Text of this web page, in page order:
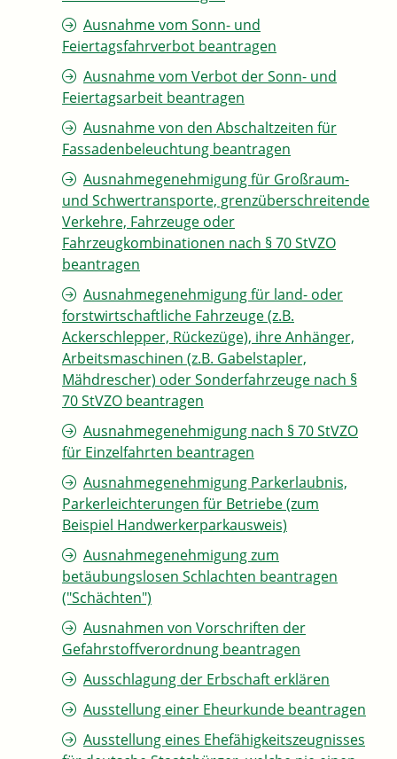
Ausnahme vom Sonn- und
Feiertagsfahrverbot beantragen
Ausnahme vom Verbot der Sonn- und
Feiertagsarbeit beantragen
Ausnahme von den Abschaltzeiten für
Fassadenbeleuchtung beantragen
Ausnahmegenehmigung für Großraum-
und Schwertransporte, grenzüberschreitende
Verkehre, Fahrzeuge oder
Fahrzeugkombinationen nach § 70 StVZO
beantragen
Ausnahmegenehmigung für land- oder
forstwirtschaftliche Fahrzeuge (z.B.
Ackerschlepper, Rückezüge), ihre Anhänger,
Arbeitsmaschinen (z.B. Gabelstapler,
Mähdrescher) oder Sonderfahrzeuge nach §
70 StVZO beantragen
Ausnahmegenehmigung nach § 70 StVZO
für Einzelfahrten beantragen
Ausnahmegenehmigung Parkerlaubnis,
Parkerleichterungen für Betriebe (zum
Beispiel Handwerkerparkausweis)
Ausnahmegenehmigung zum
betäubungslosen Schlachten beantragen
("Schächten")
Ausnahmen von Vorschriften der
Gefahrstoffverordnung beantragen
Ausschlagung der Erbschaft erklären
Ausstellung einer Eheurkunde beantragen
Ausstellung eines Ehefähigkeitszeugnisses